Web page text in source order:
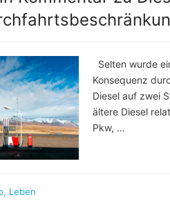
Selten wurde
Konsequenz
Diesel auf zwei
ältere Diesel
Pkw, …
Leben